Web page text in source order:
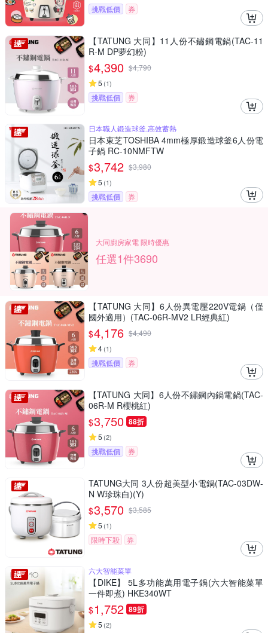
挑戰低價 券
【TATUNG 大同】11人份不鏽鋼電鍋(TAC-11
R-M DP夢幻粉)
$4,390 $4,790
5 (1)
挑戰低價 券
日本職人鍛造球釜,高效蓄熱
日本東芝TOSHIBA 4mm極厚鍛造球釜6人份電
子鍋 RC-10NMFTW
$3,742 $3,980
5 (1)
挑戰低價 券
大同廚房家電 限時優惠
任選1件3690
【TATUNG 大同】6人份異電壓220V電鍋（僅
國外適用）(TAC-06R-MV2 LR經典紅)
$4,176 $4,490
4(1)
挑戰低價 券
【TATUNG 大同】6人份不鏽鋼內鍋電鍋(TAC-
06R-M R櫻桃紅)
$3,750 88折
5 (2)
挑戰低價 券
TATUNG大同 3人份超美型小電鍋(TAC-03DW-
N W珍珠白)(Y)
$3,570 $3,585
5 (1)
限時下殺 券
六大智能菜單
【DIKE】 5L多功能萬用電子鍋(六大智能菜單
一件即煮) HKE340WT
$1,752 89折
5 (2)